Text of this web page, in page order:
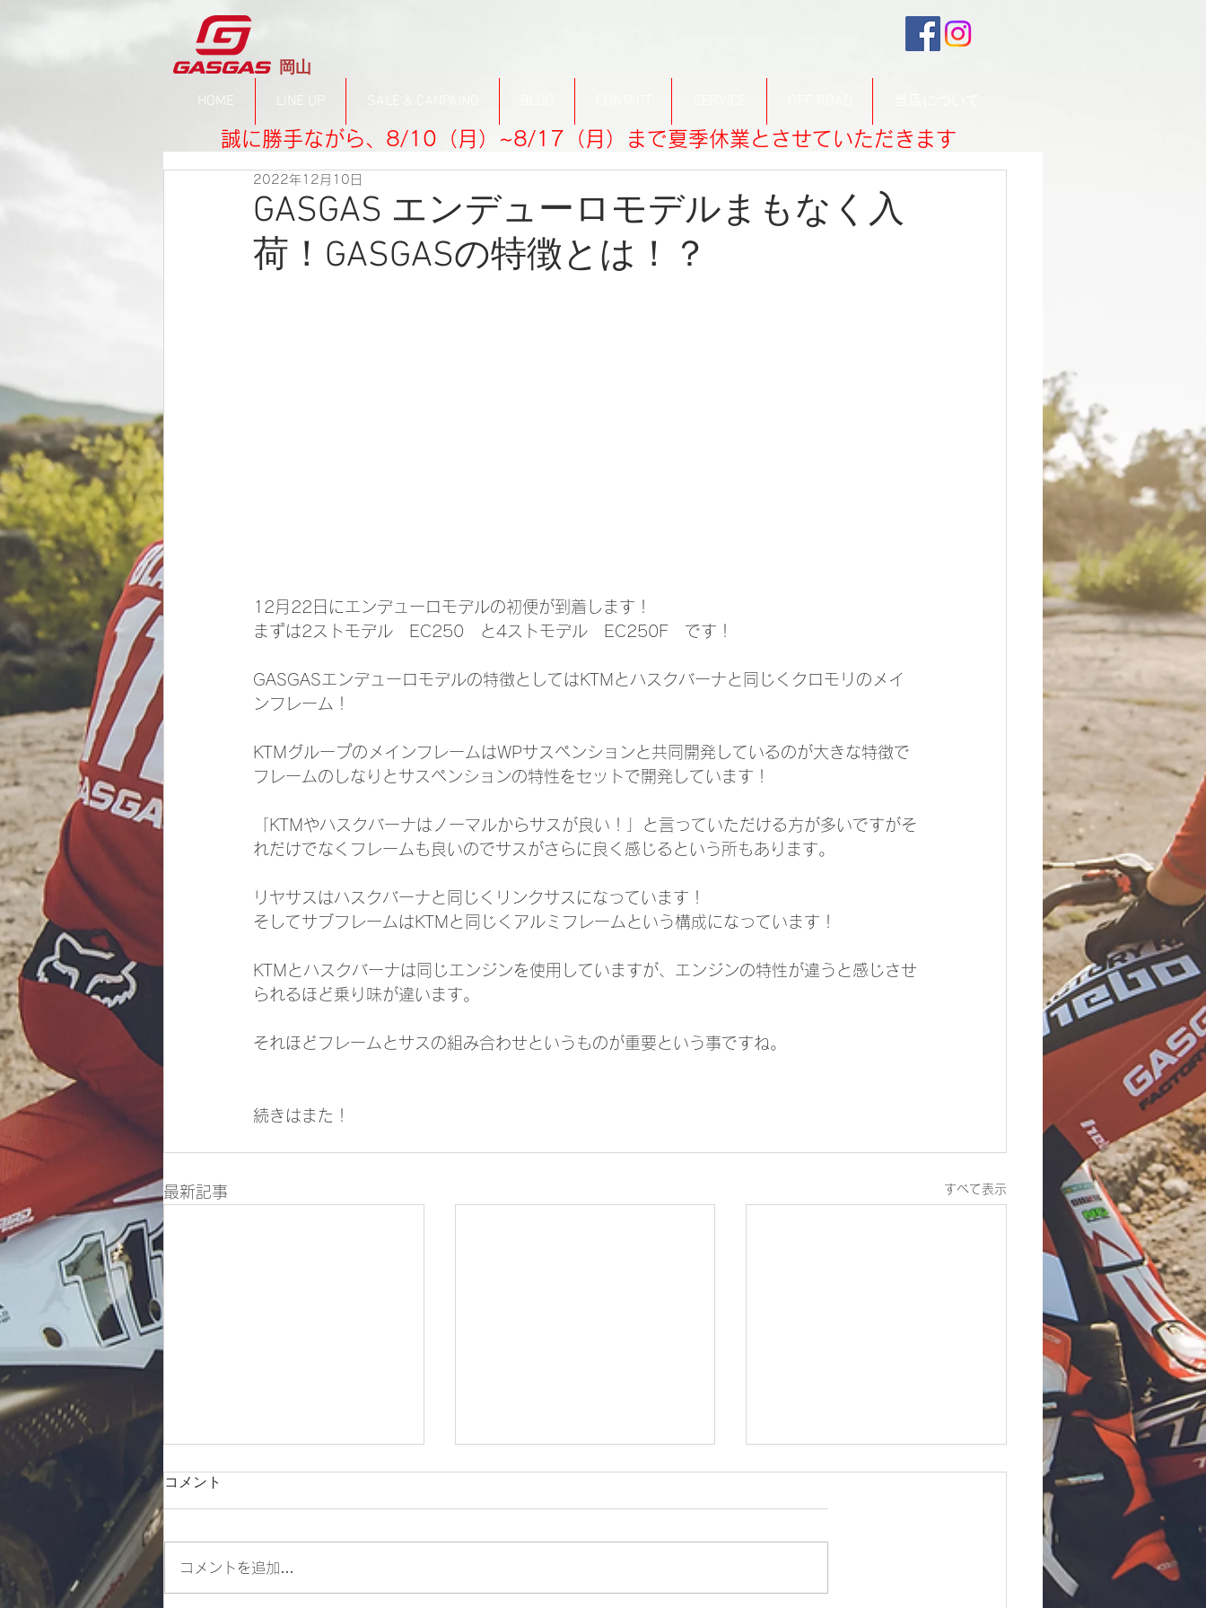
​岡山
HOME LINE UP
誠に勝手ながら、8/10（月）~8/17（月）まで夏季休業とさせていただきます
GASGAS エンデューロモデルまもなく入
荷！GASGASの特徴とは！？
2022年12月10日
12月22日にエンデューロモデルの初便が到着します！
まずは2ストモデル　EC250　と4ストモデル　EC250F　です！
GASGASエンデューロモデルの特徴としてはKTMとハスクバーナと同じくクロモリのメイ
ンフレーム！
KTMグループのメインフレームはWPサスペンションと共同開発しているのが大きな特徴で
フレームのしなりとサスペンションの特性をセットで開発しています！
「KTMやハスクバーナはノーマルからサスが良い！」と言っていただける方が多いですがそ
れだけでなくフレームも良いのでサスがさらに良く感じるという所もあります。
リヤサスはハスクバーナと同じくリンクサスになっています！
そしてサブフレームはKTMと同じくアルミフレームという構成になっています！
KTMとハスクバーナは同じエンジンを使用していますが、エンジンの特性が違うと感じさせ
られるほど乗り味が違います。
それほどフレームとサスの組み合わせというものが重要という事ですね。
続きはまた！
最新記事 すべて表示
コメント
コメントを追加…